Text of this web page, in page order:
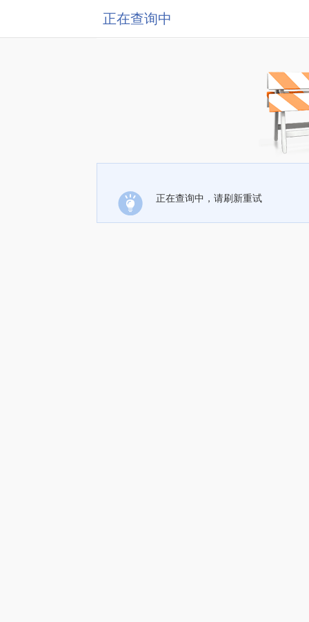
正在查询中
正在查询中，请刷新重试